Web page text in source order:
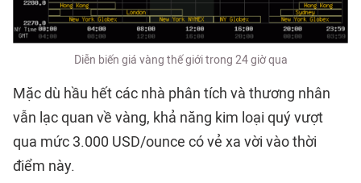
Diễn biến giá vàng thế giới trong 24 giờ qua
Mặc dù hầu hết các nhà phân tích và thương nhân
vẫn lạc quan về vàng, khả năng kim loại quý vượt
qua mức 3.000 USD/ounce có vẻ xa vời vào thời
điểm này.